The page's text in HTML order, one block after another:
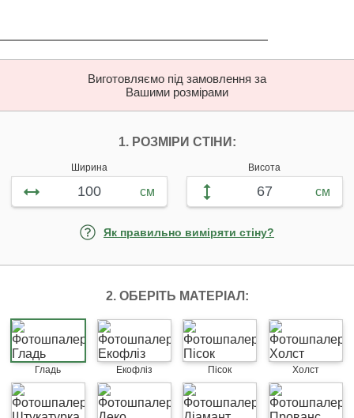
Виготовляємо під замовлення за
Вашими розмірами
1. РОЗМІРИ СТІНИ:
Ширина
см
Висота
см
Як правильно виміряти стіну?
2. ОБЕРІТЬ МАТЕРІАЛ:
Гладь Екофліз Пісок Холст